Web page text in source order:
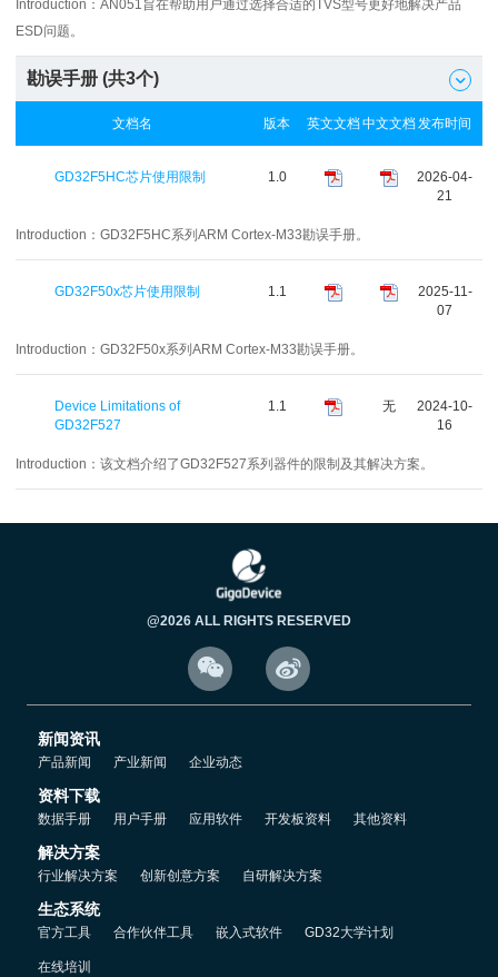
Introduction： AN051旨在帮助用户通过选择合适的TVS型号更好地解决产品
ESD问题。
勘误手册 (共3个) 
文档名 版本 英文文档中文文档发布时间
GD32F5HC芯片使用限制 1.0
2026-04-
21
Introduction： GD32F5HC系列ARM Cortex-M33勘误手册。
GD32F50x芯片使用限制 1.1
2025-11-
07
Introduction： GD32F50x系列ARM Cortex-M33勘误手册。
Device Limitations of
GD32F527
1.1 无
2024-10-
16
Introduction： 该文档介绍了GD32F527系列器件的限制及其解决方案。
@2026 ALL RIGHTS RESERVED
 
新闻资讯
产品新闻 产业新闻 企业动态
资料下载
数据手册 用户手册 应用软件 开发板资料 其他资料
解决方案
行业解决方案 创新创意方案 自研解决方案
生态系统
官方工具 合作伙伴工具 嵌入式软件 GD32大学计划
在线培训